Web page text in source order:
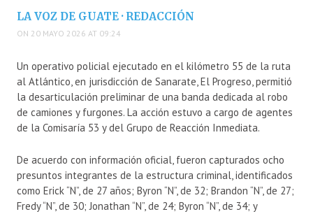
LA VOZ DE GUATE · REDACCIÓN
ON 20 MAYO 2026 AT 09:24
Un operativo policial ejecutado en el kilómetro 55 de la ruta
al Atlántico, en jurisdicción de Sanarate, El Progreso, permitió
la desarticulación preliminar de una banda dedicada al robo
de camiones y furgones. La acción estuvo a cargo de agentes
de la Comisaría 53 y del Grupo de Reacción Inmediata.
De acuerdo con información oficial, fueron capturados ocho
presuntos integrantes de la estructura criminal, identificados
como Erick “N”, de 27 años; Byron “N”, de 32; Brandon “N”, de 27;
Fredy “N”, de 30; Jonathan “N”, de 24; Byron “N”, de 34; y